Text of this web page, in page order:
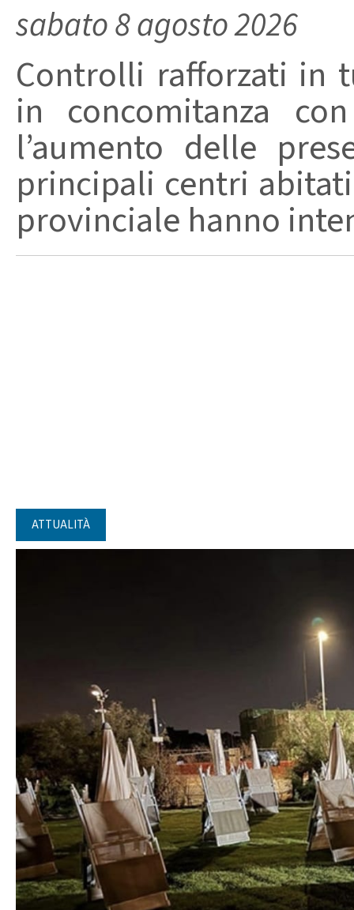
sabato 8 agosto 2026
Controlli rafforzati in
in concomitanza
l’aumento delle
principali centri
provinciale hanno
ATTUALITÀ